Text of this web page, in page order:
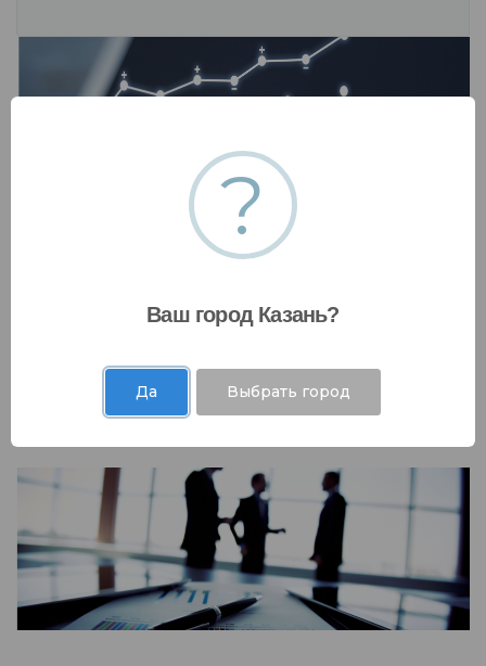
Мы работаем с коммерческими банками,
других финансовых организаций .....
?
Ваш город Казань?
Да Выбрать город